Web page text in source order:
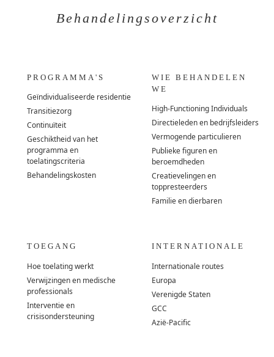
Behandelingsoverzicht
PROGRAMMA'S
Geïndividualiseerde residentie
Transitiezorg
Continuïteit
Geschiktheid van het
programma en
toelatingscriteria
Behandelingskosten
WIE BEHANDELEN
WE
High-Functioning Individuals
Directieleden en bedrijfsleiders
Vermogende particulieren
Publieke figuren en
beroemdheden
Creatievelingen en
toppresteerders
Familie en dierbaren
TOEGANG
Hoe toelating werkt
Verwijzingen en medische
professionals
Interventie en
crisisondersteuning
INTERNATIONALE
Internationale routes
Europa
Verenigde Staten
GCC
Azië-Pacific